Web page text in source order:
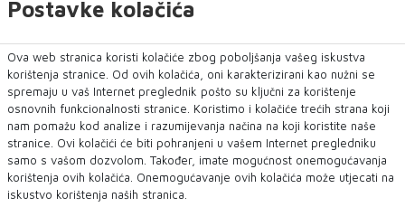
ITALIJA CRNA KRONIKA
NAJČITANIJE
Postavke kolačića
Ova web stranica koristi kolačiće zbog poboljšanja vašeg iskustva
korištenja stranice. Od ovih kolačića, oni karakterizirani kao nužni se
spremaju u vaš Internet preglednik pošto su ključni za korištenje
osnovnih funkcionalnosti stranice. Koristimo i kolačiće trećih strana koji
nam pomažu kod analize i razumijevanja načina na koji koristite naše
stranice. Ovi kolačići će biti pohranjeni u vašem Internet pregledniku
samo s vašom dozvolom. Također, imate mogućnost onemogućavanja
korištenja ovih kolačića. Onemogućavanje ovih kolačića može utjecati na
iskustvo korištenja naših stranica.